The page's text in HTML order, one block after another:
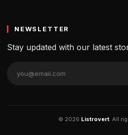
NEWSLETTER
Stay updated with our latest
© 2026 Listrovert. All